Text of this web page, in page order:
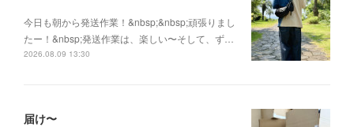
今日も朝から発送作業！&nbsp;&nbsp;頑張りまし
たー！&nbsp;発送作業は、楽しい〜そして、ず…
2026.08.09 13:30
届け〜